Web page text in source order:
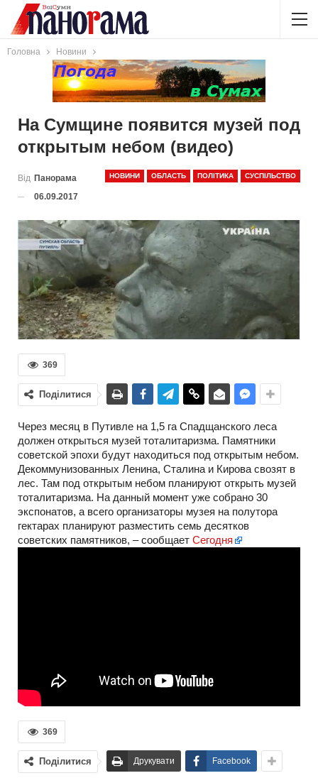
Головна Новини
На Сумщине появится музей под
открытым небом (видео)
НОВИНИ ОБЛАСТЬ ПОЛІТИКА СУСПІЛЬСТВО
Від Панорама
06.09.2017
369
Поділитися
Через месяц в Путивле на 1,5 га Спадщанского леса
должен открыться музей тоталитаризма. Памятники
советской эпохи будут находиться под открытым небом.
Декоммунизованных Ленина, Сталина и Кирова свозят в
лес. Там под открытым небом планируют открыть музей
тоталитаризма. На данный момент уже собрано 30
экспонатов, а всего организаторы музея на полутора
гектарах планируют разместить семь десятков
советских памятников, – сообщает Сегодня
369
Поділитися Друкувати Facebook